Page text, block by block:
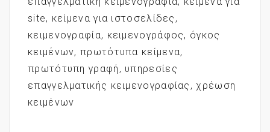
site, κείμενα για ιστοσελίδες ,
κειμενογραφία, κειμενογράφος, όγκος
κειμένων,πρωτότυπα κείμενα,
πρωτότυπη γραφή , υπηρεσίες
επαγγελματικής κειμενογραφίας ,χρέωση
κειμένων